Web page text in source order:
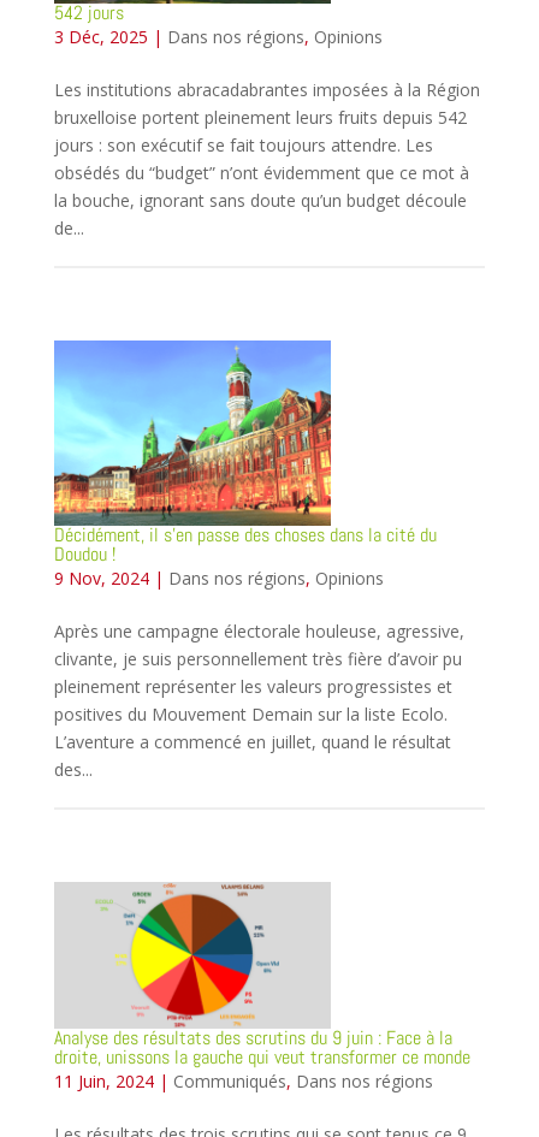
542 jours
3 Déc, 2025 | Dans nos régions, Opinions
Les institutions abracadabrantes imposées à la Région
bruxelloise portent pleinement leurs fruits depuis 542
jours : son exécutif se fait toujours attendre. Les
obsédés du “budget” n’ont évidemment que ce mot à
la bouche, ignorant sans doute qu’un budget découle
de...
Décidément, il s’en passe des choses dans la cité du
Doudou !
9 Nov, 2024| Dans nos régions, Opinions
Après une campagne électorale houleuse, agressive,
clivante, je suis personnellement très fière d’avoir pu
pleinement représenter les valeurs progressistes et
positives du Mouvement Demain sur la liste Ecolo.
L’aventure a commencé en juillet, quand le résultat
des...
Analyse des résultats des scrutins du 9 juin : Face à la
droite, unissons la gauche qui veut transformer ce monde
11 Juin, 2024| Communiqués, Dans nos régions